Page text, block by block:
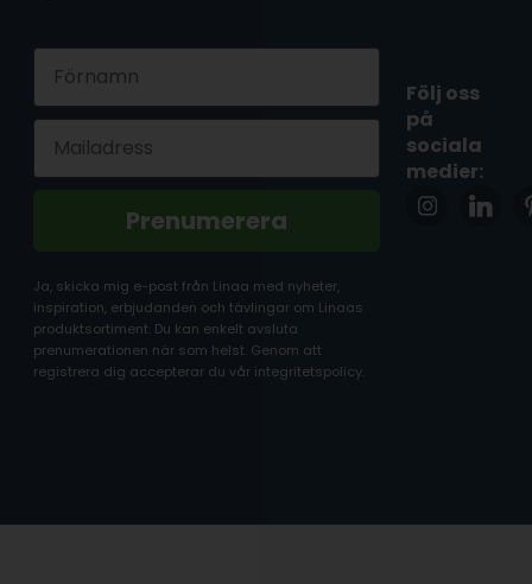
Prenumerera
Ja, skicka mig e-post från Linaa med nyheter,
inspiration, erbjudanden och tävlingar om Linaas
produktsortiment. Du kan enkelt avsluta
prenumerationen när som helst. Genom att
registrera dig accepterar du vår integritetspolicy.
Följ oss
på
sociala
medier: